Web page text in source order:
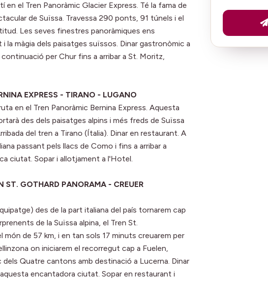
en el Tren Panoràmic Glacier Express. Té la fama de
de Suïssa. Travessa 290 ponts, 91 túnels i el
Les seves finestres panoràmiques ens
la màgia dels paisatges suïssos. Dinar gastronòmic a
per Chur fins a arribar a St. Moritz,
EXPRESS - TIRANO - LUGANO
en el Tren Panoràmic Bernina Express. Aquesta
des dels paisatges alpins i més freds de Suïssa
del tren a Tirano (Ítalia). Dinar en restaurant. A
passant pels llacs de Como i fins a arribar a
ciutat. Sopar i allotjament a l'Hotel.
GOTHARD PANORAMA - CREUER
des de la part italiana del país tornarem cap
de la Suïssa alpina, el Tren St.
món de 57 km, i en tan sols 17 minuts creuarem per
on iniciarem el recorregut cap a Fuelen,
dels Quatre cantons amb destinació a Lucerna. Dinar
encantadora ciutat. Sopar en restaurant i